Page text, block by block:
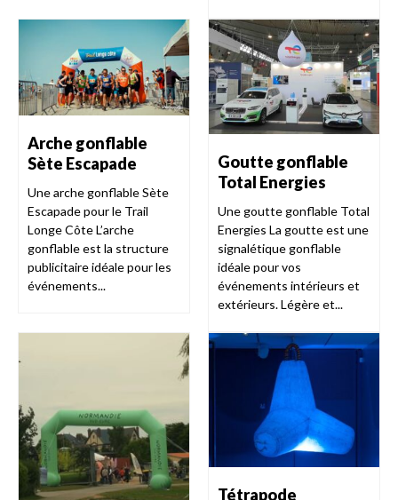
Arche gonflable
Sète Escapade
Une arche gonflable Sète
Escapade pour le Trail
Longe Côte L’arche
gonflable est la structure
publicitaire idéale pour les
événements...
Goutte gonflable
Total Energies
Une goutte gonflable Total
Energies La goutte est une
signalétique gonflable
idéale pour vos
événements intérieurs et
extérieurs. Légère et...
Tétrapode